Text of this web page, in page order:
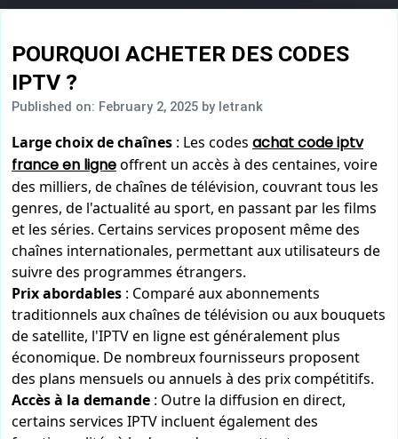
POURQUOI ACHETER DES CODES
IPTV ?
Published on: February 2, 2025 by letrank
Large choix de chaînes : Les codes achat code iptv
france en ligneoffrent un accès à des centaines, voire
des milliers, de chaînes de télévision, couvrant tous les
genres, de l'actualité au sport, en passant par les films
et les séries. Certains services proposent même des
chaînes internationales, permettant aux utilisateurs de
suivre des programmes étrangers.
Prix abordables : Comparé aux abonnements
traditionnels aux chaînes de télévision ou aux bouquets
de satellite, l'IPTV en ligne est généralement plus
économique. De nombreux fournisseurs proposent
des plans mensuels ou annuels à des prix compétitifs.
Accès à la demande : Outre la diffusion en direct,
certains services IPTV incluent également des